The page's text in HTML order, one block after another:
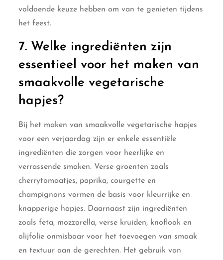
voldoende keuze hebben om van te genieten tijdens
het feest.
7. Welke ingrediënten zijn
essentieel voor het maken van
smaakvolle vegetarische
hapjes?
Bij het maken van smaakvolle vegetarische hapjes
voor een verjaardag zijn er enkele essentiële
ingrediënten die zorgen voor heerlijke en
verrassende smaken. Verse groenten zoals
cherrytomaatjes, paprika, courgette en
champignons vormen de basis voor kleurrijke en
knapperige hapjes. Daarnaast zijn ingrediënten
zoals feta, mozzarella, verse kruiden, knoflook en
olijfolie onmisbaar voor het toevoegen van smaak
en textuur aan de gerechten. Het gebruik van